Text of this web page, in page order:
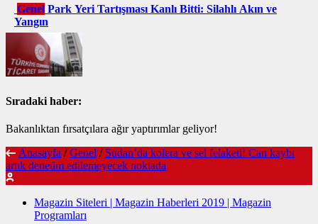
Genel Park Yeri Tartışması Kanlı Bitti: Silahlı Akın ve
Yangın
Sıradaki haber:
Bakanlıktan fırsatçılara ağır yaptırımlar geliyor!
Anasayfa / Genel / Sudan’da kolera ve sel felaketi! Can kaybı
artık denetim edilemeyecek noktada
Magazin Siteleri | Magazin Haberleri 2019 | Magazin
Programları